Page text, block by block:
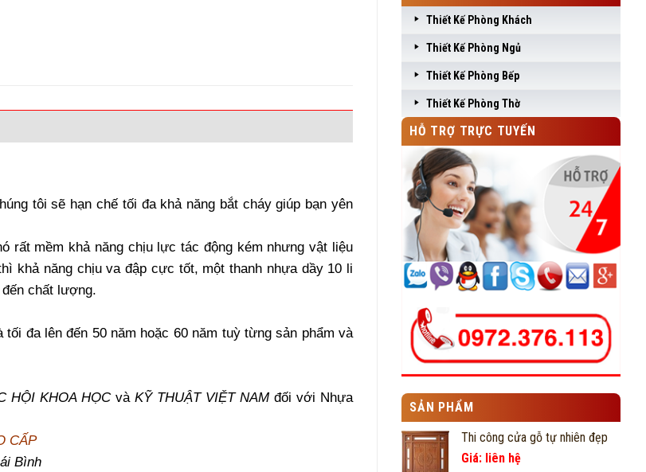
Thiết Kế Phòng Khách
Thiết Kế Phòng Ngủ
Thiết Kế Phòng Bếp
Thiết Kế Phòng Thờ
HỖ TRỢ TRỰC TUYẾN
SẢN PHẨM
Thi công cửa gỗ tự nhiên đẹp
Giá: liên hệ
tôi sẽ hạn chế tối đa khả năng bắt cháy giúp bạn yên
rất mềm khả năng chịu lực tác động kém nhưng vật liệu
khả năng chịu va đập cực tốt, một thanh nhựa dầy 10 li
chất lượng.
đa lên đến 50 năm hoặc 60 năm tuỳ từng sản phẩm và
HỘI KHOA HỌCvà KỸ THUẬT VIỆT NAM đối với Nhựa
CẤP
Bình